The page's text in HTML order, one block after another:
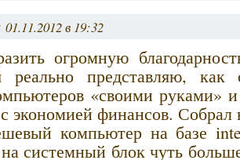
01.11.2012 в 19:32
огромную
представляю, как
«своими руками»
экономией финансов. Собрал
компьютер на базе
системный блок чуть